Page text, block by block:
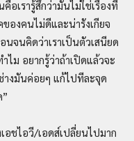
อเรารู้สึกว่ามันไม่ใช่เรื่องที่
องคนไม่ดีและน่ารังเกียจ
นจนคิดว่าเราเป็นตัวเสนียด
ไม อยากรู้ว่าถ้าเปิดแล้วจะ
างมันค่อยๆ แก้ไปทีละจุด
อชไอวี/เอดส์เปลี่ยนไปมาก